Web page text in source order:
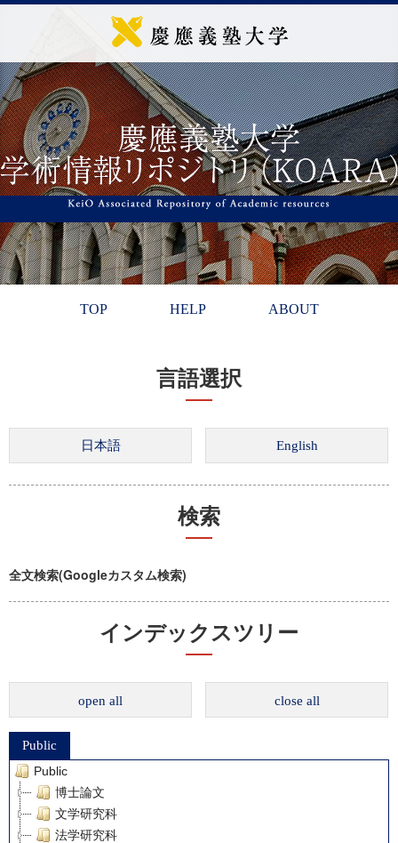
TOP HELP ABOUT
言語選択
検索
全文検索(Googleカスタム検索)
インデックスツリー
open all close all
Public
Public
博士論文
文学研究科
法学研究科